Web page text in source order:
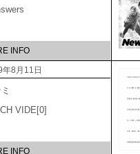
INFO
年8月11日
VIDE[0]
INFO